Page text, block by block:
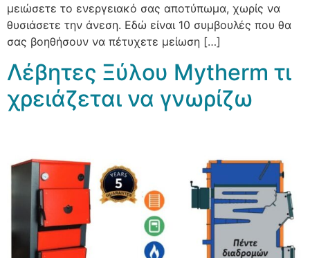
μειώσετε το ενεργειακό σας αποτύπωμα, χωρίς να
θυσιάσετε την άνεση. Εδώ είναι 10 συμβουλές που θα
σας βοηθήσουν να πέτυχετε μείωση […]
Λέβητες Ξύλου Mytherm τι
χρειάζεται να γνωρίζω